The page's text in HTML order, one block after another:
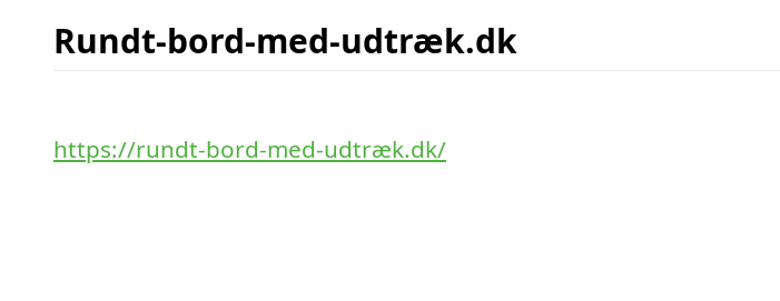
Rundt-bord-med-udtræk.dk
https://rundt-bord-med-udtræk.dk/